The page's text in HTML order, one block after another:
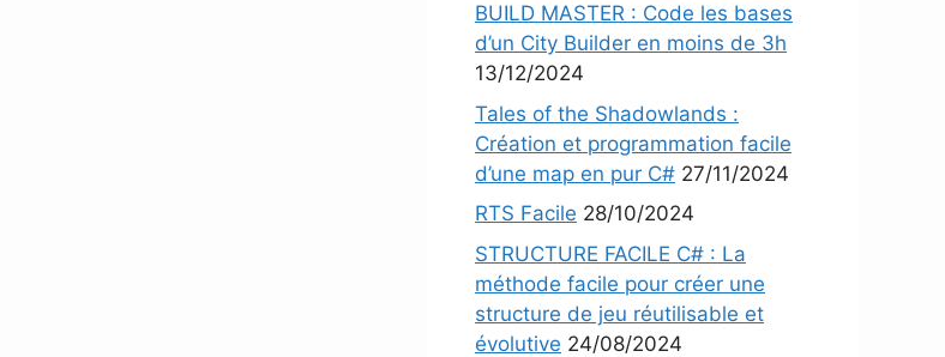
BUILD MASTER : Code les bases
d’un City Builder en moins de 3h
13/12/2024
Tales of the Shadowlands :
Création et programmation facile
d’une map en pur C# 27/11/2024
RTS Facile 28/10/2024
STRUCTURE FACILE C# : La
méthode facile pour créer une
structure de jeu réutilisable et
évolutive 24/08/2024